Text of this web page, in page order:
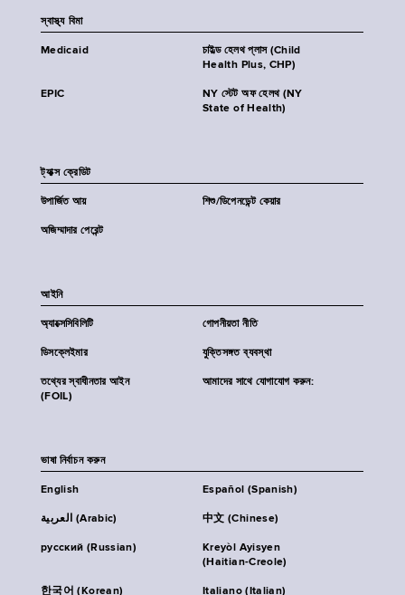
স্বাস্থ্য বিমা
Medicaid
চাইল্ড হেলথ প্লাস (Child
Health Plus, CHP)
EPIC
NY স্টেট অফ হেলথ (NY
State of Health)
ট্যাক্স ক্রেডিট
উপার্জিত আয় শিশু/ডিপেনডেন্ট কেয়ার
অজিম্মাদার পেরেন্ট
আইনি
অ্যাক্সেসিবিলিটি গোপনীয়তা নীতি
ডিসক্লেইমার যুক্তিসঙ্গত ব্যবস্থা
তথ্যের স্বাধীনতার আইন
(FOIL)
আমাদের সাথে যোগাযোগ করুন:
ভাষা নির্বাচন করুন
English Español (Spanish)
العربية (Arabic) 中文 (Chinese)
русский (Russian)
Kreyòl Ayisyen
(Haitian-Creole)
한국어 (Korean) Italiano (Italian)